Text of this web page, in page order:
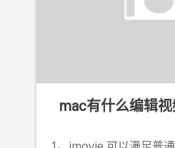
mac有什么编辑